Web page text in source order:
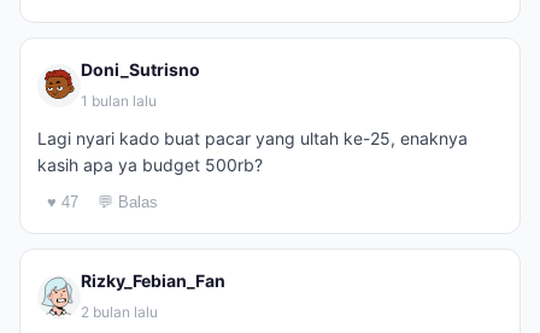
Doni_Sutrisno
1 bulan lalu
Lagi nyari kado buat pacar yang ultah ke-25, enaknya
kasih apa ya budget 500rb?
♥ 47 💬 Balas
Rizky_Febian_Fan
2 bulan lalu